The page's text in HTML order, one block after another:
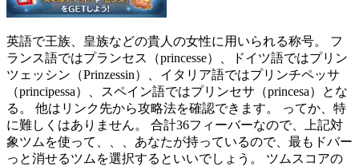
英語で王族、皇族などの貴人の女性に用いられる称号。 フ
ランス語ではプランセス（princesse）、ドイツ語ではプリン
ツェッシン（Prinzessin）、イタリア語ではプリンチペッサ
（principessa）、スペイン語ではプリンセサ（princesa）とな
る。 他はリンク先から攻略法を確認できます。 ってか、特
に難しくはありません。 合計36フィーバーなので、上記対
象ツムを使って、、、あなたが持っているので、最もドバー
っと消せるツムを選択するといいでしょう。 ツムスコアの